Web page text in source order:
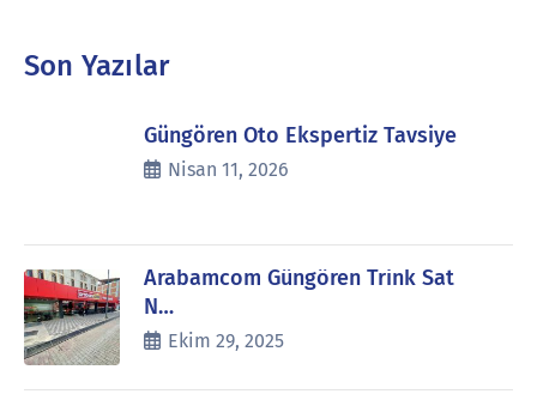
Son Yazılar
Güngören Oto Ekspertiz Tavsiye
Nisan 11, 2026
Arabamcom Güngören Trink Sat
N…
Ekim 29, 2025